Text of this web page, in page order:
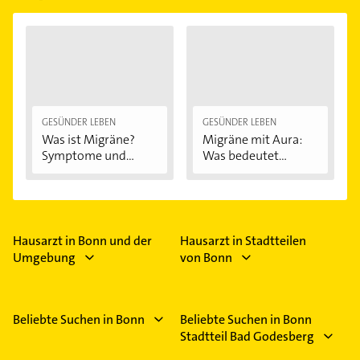
GESÜNDER LEBEN
Was ist Migräne?
Symptome und...
GESÜNDER LEBEN
Migräne mit Aura:
Was bedeutet...
Hausarzt in Bonn und der
Umgebung
Hausarzt in Stadtteilen
von Bonn
Beliebte Suchen in Bonn
Beliebte Suchen in Bonn
Stadtteil Bad Godesberg